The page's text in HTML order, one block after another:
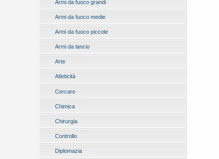
Armi da fuoco grandi
Armi da fuoco medie
Armi da fuoco piccole
Armi da lancio
Arte
Atleticità
Cercare
Chimica
Chirurgia
Controllo
Diplomazia